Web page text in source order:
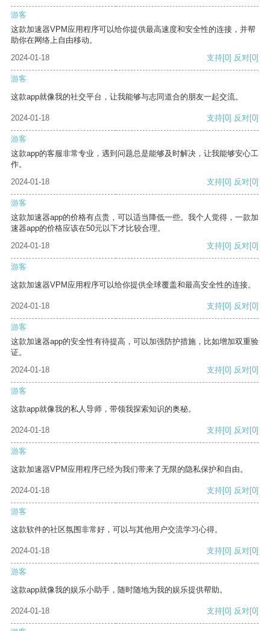
游客
这款加速器VPM应用程序可以给你提供最高速度和安全性的连接，并帮
助你在网络上自由移动。
2024-01-18
支持[0] 反对[0]
游客
这款app就像我的社交平台，让我能够与志同道合的朋友一起交流。
2024-01-18 支持[0] 反对[0]
游客
这款app的客服非常专业，遇到问题总是能够及时解决，让我能够安心工
作。
2024-01-18
支持[0] 反对[0]
游客
这款加速器app的价格有点贵，可以适当降低一些。我个人觉得，一款加
速器app的价格应该在50元以下才比较合理。
2024-01-18
支持[0] 反对[0]
游客
这款加速器VPM应用程序可以给你提供全球覆盖和最高安全性的连接。
2024-01-18 支持[0] 反对[0]
游客
这款加速器app的安全性有待提高，可以加强防护措施，比如增加双重验
证。
2024-01-18
支持[0] 反对[0]
游客
这款app就像我的私人导师，带领我探索知识的奥秘。
2024-01-18 支持[0] 反对[0]
游客
这款加速器VPM应用程序已经为我们带来了无限的隐私保护和自由。
2024-01-18 支持[0] 反对[0]
游客
这款软件的社区氛围非常好，可以与其他用户交流学习心得。
2024-01-18 支持[0] 反对[0]
游客
这款app就像我的娱乐小助手，随时随地为我的娱乐提供帮助。
2024-01-18 支持[0] 反对[0]